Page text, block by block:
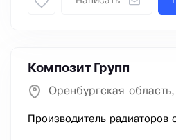
Композит Групп
Оренбургская
Производитель радиаторов